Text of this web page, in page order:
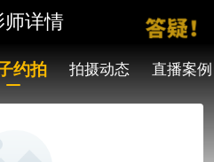
师详情
约拍 拍摄动态 直播案例